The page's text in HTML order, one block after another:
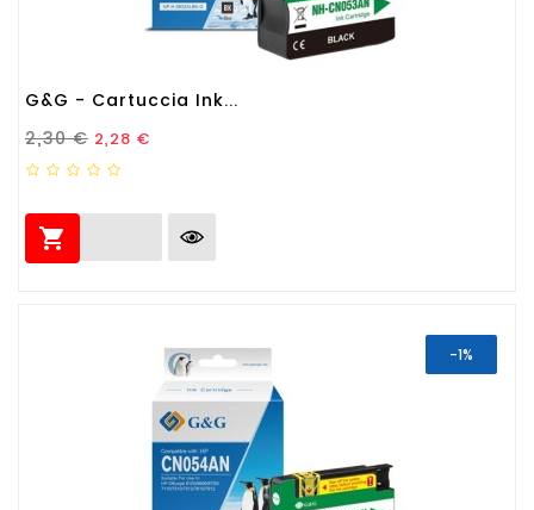
G&G - Cartuccia Ink...
Prezzo Standard
2,30 € Prezzo
2,28 €

-1%